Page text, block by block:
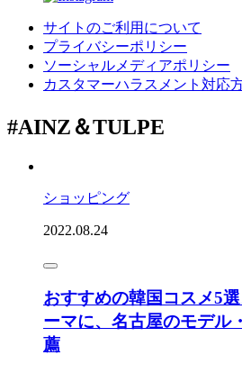
サイトのご利用について
プライバシーポリシー
ソーシャルメディアポリシー
カスタマーハラスメント対応
#AINZ＆TULPE
ショッピング
2022.08.24
おすすめの韓国コスメ5
ーマに、名古屋のモデル
薦